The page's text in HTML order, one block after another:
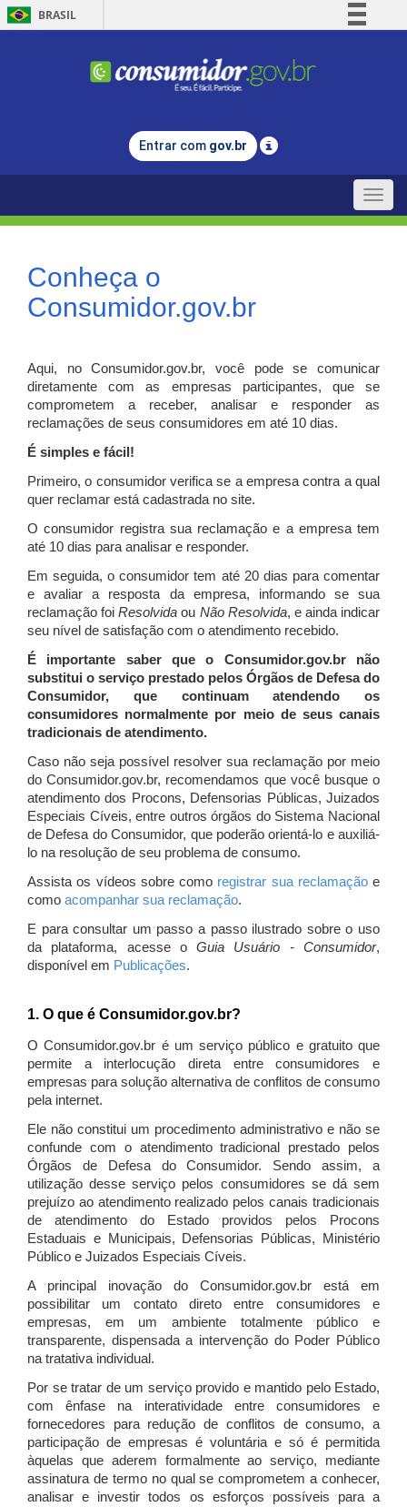
BRASIL
Comunica BR
Legislação
Entrar com gov.br
Toggle
Conheça o
Consumidor.gov.br
Aqui, no Consumidor.gov.br, você pode se comunicar
diretamente com as empresas participantes, que se
comprometem a receber, analisar e responder as
reclamações de seus consumidores em até 10 dias.
É simples e fácil!
Primeiro, o consumidor verifica se a empresa contra a qual
quer reclamar está cadastrada no site.
O consumidor registra sua reclamação e a empresa tem
até 10 dias para analisar e responder.
Em seguida, o consumidor tem até 20 dias para comentar
e avaliar a resposta da empresa, informando se sua
reclamação foiResolvida ou Não Resolvida, e ainda indicar
seu nível de satisfação com o atendimento recebido.
É importante saber que o Consumidor.gov.br não
substitui o serviço prestado pelos Órgãos de Defesa do
Consumidor, que continuam atendendo os
consumidores normalmente por meio de seus canais
tradicionais de atendimento.
Caso não seja possível resolver sua reclamação por meio
do Consumidor.gov.br, recomendamos que você busque o
atendimento dos Procons, Defensorias Públicas, Juizados
Especiais Cíveis, entre outros órgãos do Sistema Nacional
de Defesa do Consumidor, que poderão orientá-lo e auxiliá-
lo na resolução de seu problema de consumo.
Assista os vídeos sobre como registrar sua reclamaçãoe
como acompanhar sua reclamação.
E para consultar um passo a passo ilustrado sobre o uso
da plataforma, acesse oGuia Usuário - Consumidor,
disponível em Publicações.
1. O que é Consumidor.gov.br?
O Consumidor.gov.br é um serviço público e gratuito que
permite a interlocução direta entre consumidores e
empresas para solução alternativa de conflitos de consumo
pela internet.
Ele não constitui um procedimento administrativo e não se
confunde com o atendimento tradicional prestado pelos
Órgãos de Defesa do Consumidor. Sendo assim, a
utilização desse serviço pelos consumidores se dá sem
prejuízo ao atendimento realizado pelos canais tradicionais
de atendimento do Estado providos pelos Procons
Estaduais e Municipais, Defensorias Públicas, Ministério
Público e Juizados Especiais Cíveis.
A principal inovação do Consumidor.gov.br está em
possibilitar um contato direto entre consumidores e
empresas, em um ambiente totalmente público e
transparente, dispensada a intervenção do Poder Público
na tratativa individual.
Por se tratar de um serviço provido e mantido pelo Estado,
com ênfase na interatividade entre consumidores e
fornecedores para redução de conflitos de consumo, a
participação de empresas é voluntária e só é permitida
àquelas que aderem formalmente ao serviço, mediante
assinatura de termo no qual se comprometem a conhecer,
analisar e investir todos os esforços possíveis para a